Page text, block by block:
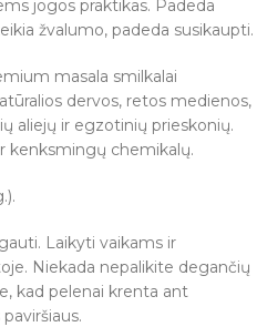
jogos praktikas. Padeda
žvalumo, padeda susikaupti.
masala smilkalai
dervos, retos medienos,
aliejų ir egzotinių prieskonių.
kenksmingų chemikalų.
Laikyti vaikams ir
Niekada nepalikite degančių
kad pelenai krenta ant